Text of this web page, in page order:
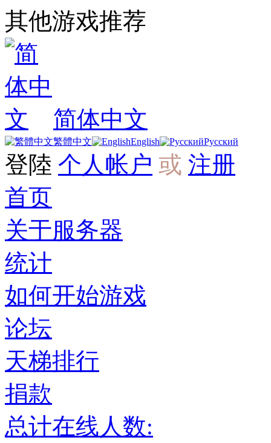
其他游戏推荐
简体中文
繁體中文 English Русский
登陸 个人帐户 或 注册
首页
关于服务器
统计
如何开始游戏
论坛
天梯排行
捐款
总计在线人数: